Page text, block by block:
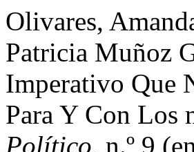
Olivares,
Patricia Muñoz
Imperativo Que
Para Y Con Los
Político, n.º 9